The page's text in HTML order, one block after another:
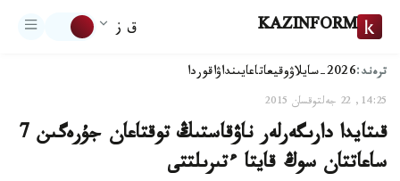
KAZINFORM ق ز
ترەند:2026-سايلاۋ وقيعاتاعايىنداۋاقوردا
14:25, 22 جەلتوقسان 2015
قىتايدا دارىگەرلەر ناۋقاستىڭ توقتاعان جۇرەگىن 7
ساعاتتان سوڭ قايتا ءتىرىلتتى